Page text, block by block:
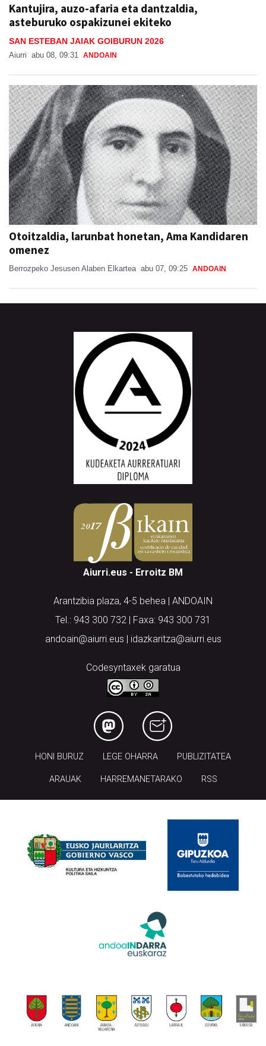
Kantujira, auzo-afaria eta dantzaldia,
asteburuko ospakizunei ekiteko
SAN ESTEBAN JAIAK GOIBURUN 2026
Aiurri abu 08, 09:31 ANDOAIN
Otoitzaldia, larunbat honetan, Ama Kandidaren
omenez
Berrozpeko Jesusen Alaben Elkartea abu 07, 09:25 ANDOAIN
Aiurri.eus - Erroitz BM
Arantzibia plaza, 4-5 behea | ANDOAIN
Tel.: 943 300 732 | Faxa: 943 300 731
andoain@aiurri.eus | idazkaritza@aiurri.eus
Codesyntaxek garatua
HONI BURUZ LEGE OHARRA PUBLIZITATEA
ARAUAK HARREMANETARAKO RSS